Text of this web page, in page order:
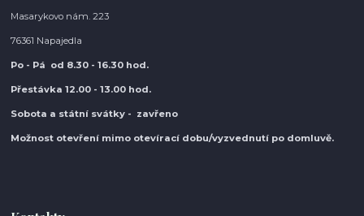
Masarykovo nám. 223
76361 Napajedla
Po - Pá od 8.30 - 16.30 hod.
Přestávka 12.00 - 13.00 hod.
Sobota a státní svátky - zavřeno
Možnost otevření mimo otevírací dobu/vyzvednutí po domluvě.